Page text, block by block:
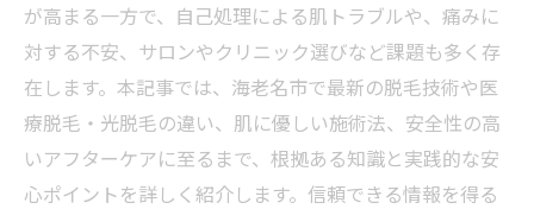
が高まる一方で、自己処理による肌トラブルや、痛みに
対する不安、サロンやクリニック選びなど課題も多く存
在します。本記事では、海老名市で最新の脱毛技術や医
療脱毛・光脱毛の違い、肌に優しい施術法、安全性の高
いアフターケアに至るまで、根拠ある知識と実践的な安
心ポイントを詳しく紹介します。信頼できる情報を得る